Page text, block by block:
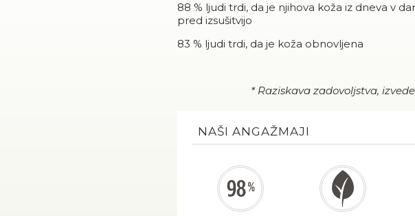
88 % ljudi trdi, da je njihova koža iz dneva v
pred izsušitvijo
83 % ljudi trdi, da je koža obnovljena
* Raziskava zadovoljstva,
NAŠI ANGAŽMAJI